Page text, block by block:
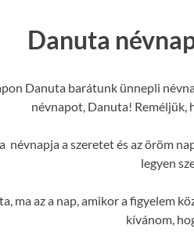
Danuta
Danuta barátunk ünnepli
névnapot, Danuta! Reméljük,
névnapja a szeretet és az öröm
legyen
ma az a nap, amikor a figyelem
kívánom,